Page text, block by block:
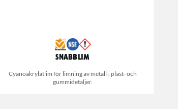
Snabblim
Cyanoakrylatlim för limning av metall-, plast- och
gummidetaljer.